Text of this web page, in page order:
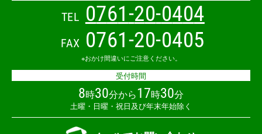
TEL 0761-20-0404
FAX 0761-20-0405
※おかけ間違いにご注意ください。
受付時間
8時30分から17時30分
土曜・日曜・祝日及び年末年始除く